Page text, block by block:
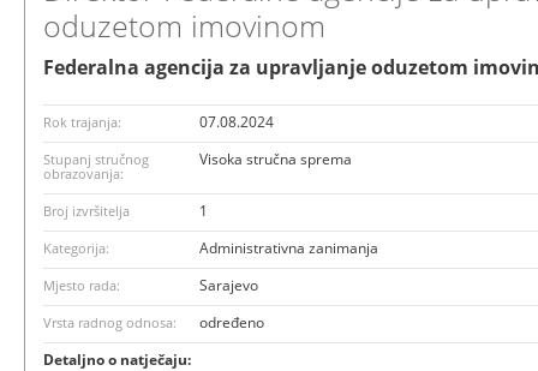
oduzetom imovinom
Federalna agencija za upravljanje oduzetom
Rok trajanja: 07.08.2024
Stupanj stručnog
obrazovanja:
Visoka stručna sprema
Broj izvršitelja 1
Kategorija: Administrativna zanimanja
Mjesto rada: Sarajevo
Vrsta radnog odnosa:
određeno
Detaljno o natječaju: